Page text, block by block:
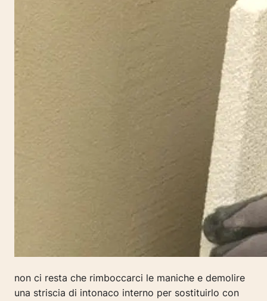
non ci resta che rimboccarci le maniche e demolire
una striscia di intonaco interno per sostituirlo con